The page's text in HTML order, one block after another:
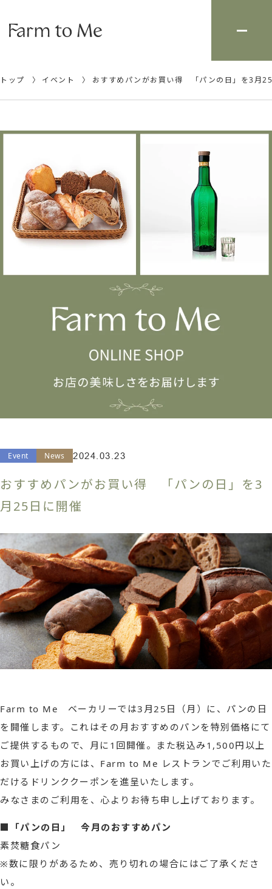
トップ イベント おすすめパンがお買い得 「パンの日」を3月
Event News 2024.03.23
おすすめパンがお買い得 「パンの日」を3
月25日に開催
Farm to Me ベーカリーでは3月25日（月）に、パンの日
を開催します。これはその月おすすめのパンを特別価格にて
ご提供するもので、月に1回開催。また税込み1,500円以上
お買い上げの方には、Farm to Me レストランでご利用いた
だけるドリンククーポンを進呈いたします。
みなさまのご利用を、心よりお待ち申し上げております。
■「パンの日」 今月のおすすめパン
素焚糖食パン
※数に限りがあるため、売り切れの場合にはご了承くださ
い。